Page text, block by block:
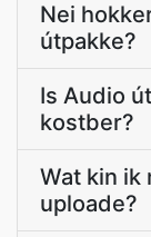
Nei
útpakke?
Is Audio
kostber?
Wat kin ik
uploade?